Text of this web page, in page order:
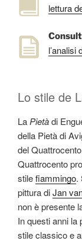
lettura
l’analisi
Lo stile de
La Pietàdi
della Pietà di
del
Quattrocento
stilefiammingo.
pittura diJan
non è presente
In questi anni la
stile classico e